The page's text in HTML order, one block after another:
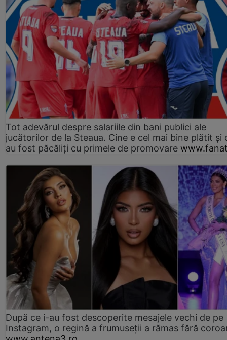
Tot adevărul despre salariile din bani publici ale
jucătorilor de la Steaua. Cine e cel mai bine plătit și
au fost păcăliți cu primele de promovare
După ce i-au fost descoperite mesajele vechi de pe
Instagram, o regină a frumuseții a rămas fără